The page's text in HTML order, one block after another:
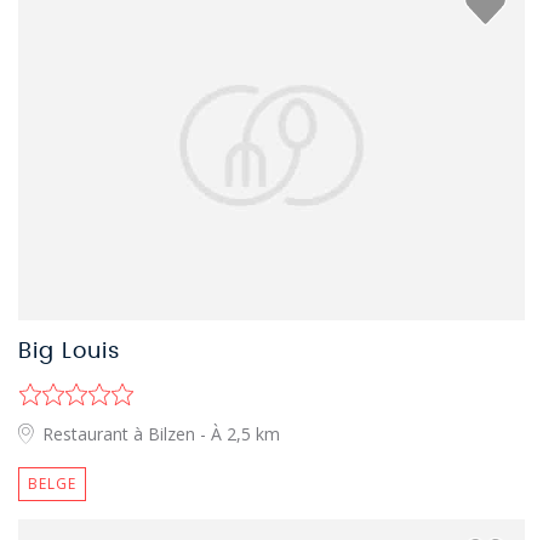
Big Louis
Restaurant à Bilzen - À 2,5 km
BELGE